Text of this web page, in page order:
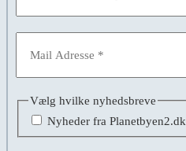
Vælg hvilke nyhedsbreve
Nyheder fra Planetbyen2.dk